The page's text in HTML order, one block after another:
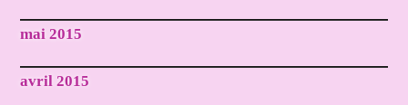
mai 2015
avril 2015